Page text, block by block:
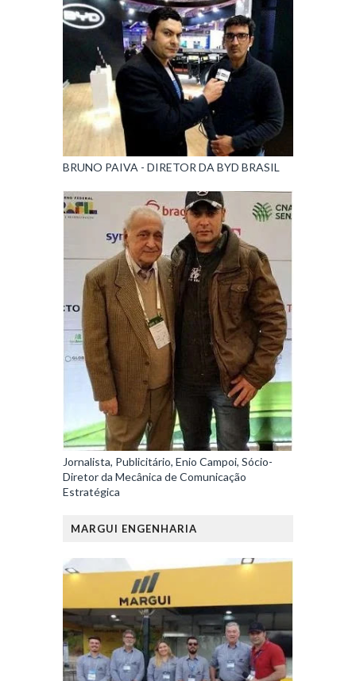
BRUNO PAIVA - DIRETOR DA BYD BRASIL
Jornalista, Publicitário, Enio Campoi, Sócio-
Diretor da Mecânica de Comunicação
Estratégica
MARGUI ENGENHARIA